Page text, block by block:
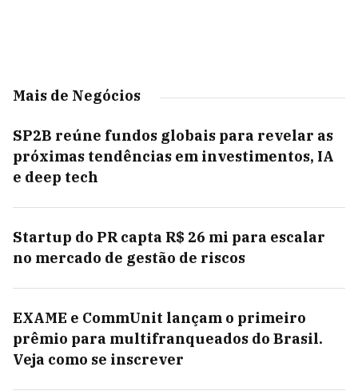
Mais de Negócios
SP2B reúne fundos globais para revelar as
próximas tendências em investimentos, IA
e deep tech
Startup do PR capta R$ 26 mi para escalar
no mercado de gestão de riscos
EXAME e CommUnit lançam o primeiro
prêmio para multifranqueados do Brasil.
Veja como se inscrever